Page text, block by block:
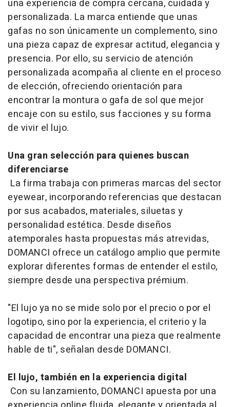
una experiencia de compra cercana, cuidada y
personalizada. La marca entiende que unas
gafas no son únicamente un complemento, sino
una pieza capaz de expresar actitud, elegancia y
presencia. Por ello, su servicio de atención
personalizada acompaña al cliente en el proceso
de elección, ofreciendo orientación para
encontrar la montura o gafa de sol que mejor
encaje con su estilo, sus facciones y su forma
de vivir el lujo.
Una gran selección para quienes buscan
diferenciarse
La firma trabaja con primeras marcas del sector
eyewear, incorporando referencias que destacan
por sus acabados, materiales, siluetas y
personalidad estética. Desde diseños
atemporales hasta propuestas más atrevidas,
DOMANCI ofrece un catálogo amplio que permite
explorar diferentes formas de entender el estilo,
siempre desde una perspectiva prémium.
"El lujo ya no se mide solo por el precio o por el
logotipo, sino por la experiencia, el criterio y la
capacidad de encontrar una pieza que realmente
hable de ti", señalan desde DOMANCI.
El lujo, también en la experiencia digital
Con su lanzamiento, DOMANCI apuesta por una